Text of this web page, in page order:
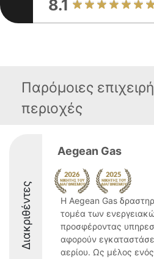
8.1
Παρόμοιες
περιοχές
Διακριθέντες
Aegean Gas
Η Aegean Gas
τομέα των
προσφέροντας
αφορούν
αερίου. Ως μέλος